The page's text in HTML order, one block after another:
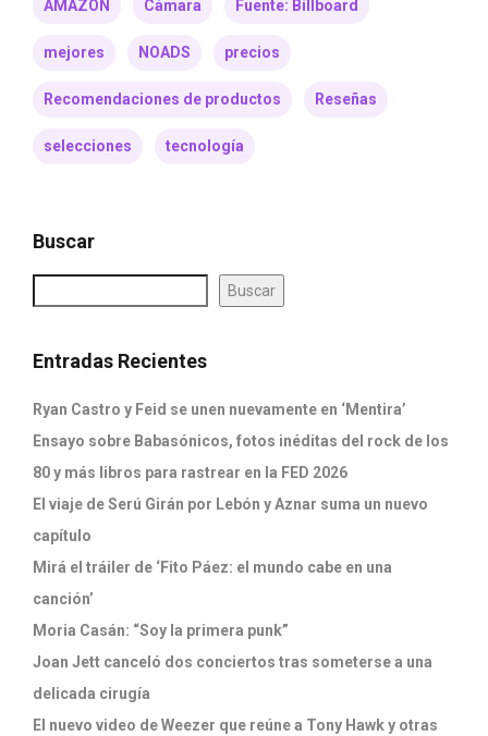
AMAZON Cámara Fuente: Billboard
mejores NOADS precios
Recomendaciones de productos Reseñas
selecciones tecnología
Buscar
Buscar
Entradas Recientes
Ryan Castro y Feid se unen nuevamente en ‘Mentira’
Ensayo sobre Babasónicos, fotos inéditas del rock de los
80 y más libros para rastrear en la FED 2026
El viaje de Serú Girán por Lebón y Aznar suma un nuevo
capítulo
Mirá el tráiler de ‘Fito Páez: el mundo cabe en una
canción’
Moria Casán: “Soy la primera punk”
Joan Jett canceló dos conciertos tras someterse a una
delicada cirugía
El nuevo video de Weezer que reúne a Tony Hawk y otras